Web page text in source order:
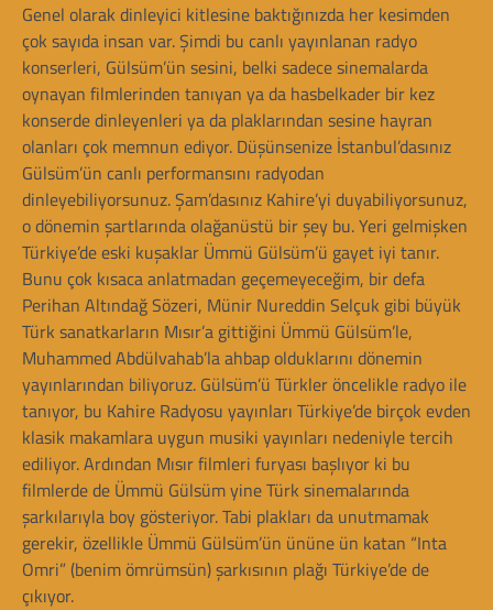
Genel olarak dinleyici kitlesine baktığınızda her kesimden
çok sayıda insan var. Şimdi bu canlı yayınlanan radyo
konserleri, Gülsüm’ün sesini, belki sadece sinemalarda
oynayan filmlerinden tanıyan ya da hasbelkader bir kez
konserde dinleyenleri ya da plaklarından sesine hayran
olanları çok memnun ediyor. Düşünsenize İstanbul’dasınız
Gülsüm’ün canlı performansını radyodan
dinleyebiliyorsunuz. Şam’dasınız Kahire’yi duyabiliyorsunuz,
o dönemin şartlarında olağanüstü bir şey bu. Yeri gelmişken
Türkiye’de eski kuşaklar Ümmü Gülsüm’ü gayet iyi tanır.
Bunu çok kısaca anlatmadan geçemeyeceğim, bir defa
Perihan Altındağ Sözeri, Münir Nureddin Selçuk gibi büyük
Türk sanatkarların Mısır’a gittiğini Ümmü Gülsüm’le,
Muhammed Abdülvahab’la ahbap olduklarını dönemin
yayınlarından biliyoruz. Gülsüm’ü Türkler öncelikle radyo ile
tanıyor, bu Kahire Radyosu yayınları Türkiye’de birçok evden
klasik makamlara uygun musiki yayınları nedeniyle tercih
ediliyor. Ardından Mısır filmleri furyası başlıyor ki bu
filmlerde de Ümmü Gülsüm yine Türk sinemalarında
şarkılarıyla boy gösteriyor. Tabi plakları da unutmamak
gerekir, özellikle Ümmü Gülsüm’ün ününe ün katan “Inta
Omri” (benim ömrümsün) şarkısının plağı Türkiye’de de
çıkıyor.